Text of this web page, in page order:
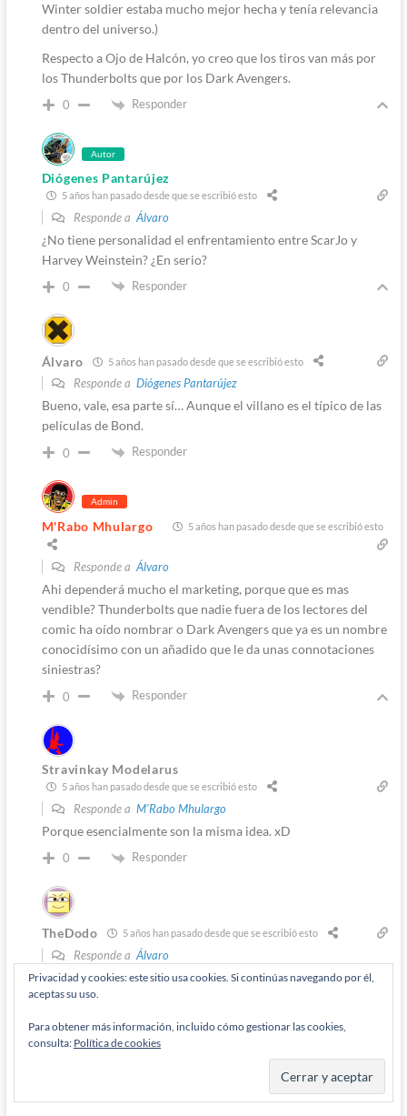
Winter soldier estaba mucho mejor hecha y tenía relevancia
dentro del universo.)
Respecto a Ojo de Halcón, yo creo que los tiros van más por
los Thunderbolts que por los Dark Avengers.
0 Responder
Autor
Diógenes Pantarújez
5 años han pasado desde que se escribió esto
Responde a Álvaro
¿No tiene personalidad el enfrentamiento entre ScarJo y
Harvey Weinstein? ¿En serio?
0 Responder
Álvaro 5 años han pasado desde que se escribió esto
Responde a Diógenes Pantarújez
Bueno, vale, esa parte sí… Aunque el villano es el típico de las
películas de Bond.
0 Responder
Admin
M'Rabo Mhulargo 5 años han pasado desde que se escribió esto
Responde a Álvaro
Ahi dependerá mucho el marketing, porque que es mas
vendible? Thunderbolts que nadie fuera de los lectores del
comic ha oído nombrar o Dark Avengers que ya es un nombre
conocidísimo con un añadido que le da unas connotaciones
siniestras?
0 Responder
Stravinkay Modelarus
5 años han pasado desde que se escribió esto
Responde a M'Rabo Mhulargo
Porque esencialmente son la misma idea. xD
0 Responder
TheDodo 5 años han pasado desde que se escribió esto
Responde a Álvaro
Totalmente de acuerdo.
Privacidad y cookies: este sitio usa cookies. Si continúas navegando por él,
aceptas su uso.
Para obtener más información, incluido cómo gestionar las cookies,
consulta: Política de cookies